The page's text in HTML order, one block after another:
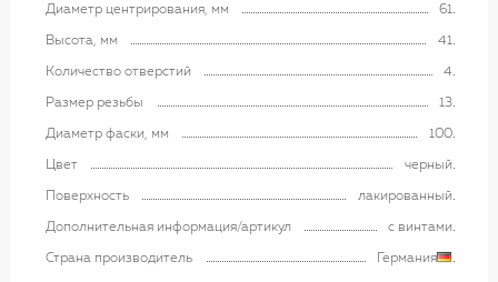
Диаметр центрирования, мм 61
Высота, мм 41
Количество отверстий 4
Размер резьбы 13
Диаметр фаски, мм 100
Цвет черный
Поверхность лакированный
Дополнительная информация/артикул с винтами
Страна производитель Германия